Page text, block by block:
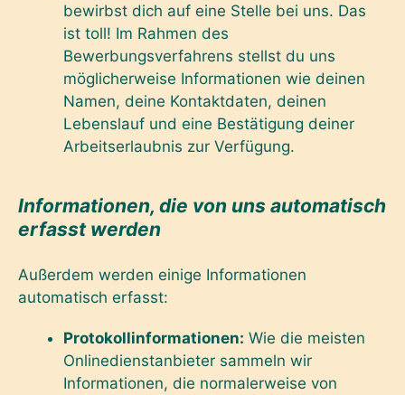
bewirbst dich auf eine Stelle bei uns. Das
ist toll! Im Rahmen des
Bewerbungsverfahrens stellst du uns
möglicherweise Informationen wie deinen
Namen, deine Kontaktdaten, deinen
Lebenslauf und eine Bestätigung deiner
Arbeitserlaubnis zur Verfügung.
Informationen, die von uns automatisch
erfasst werden
Außerdem werden einige Informationen
automatisch erfasst:
Protokollinformationen: Wie die meisten
Onlinedienstanbieter sammeln wir
Informationen, die normalerweise von